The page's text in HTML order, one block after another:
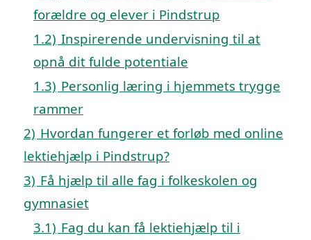
forældre og elever i Pindstrup
1.2) Inspirerende undervisning til at
opnå dit fulde potentiale
1.3) Personlig læring i hjemmets trygge
rammer
2) Hvordan fungerer et forløb med online
lektiehjælp i Pindstrup?
3) Få hjælp til alle fag i folkeskolen og
gymnasiet
3.1) Fag du kan få lektiehjælp til i